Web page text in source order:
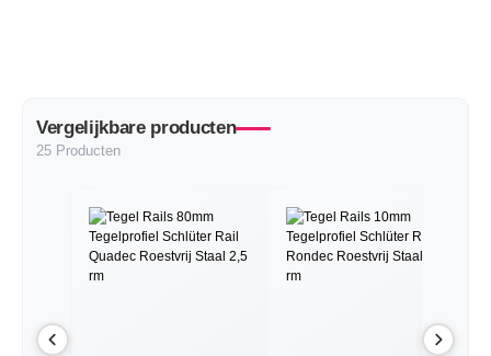
Vergelijkbare producten
25 Producten